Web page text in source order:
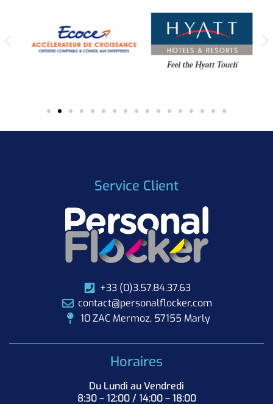
Service Client
+33 (0)3.57.84.37.63
contact@personalflocker.com
10 ZAC Mermoz, 57155 Marly
Horaires
Du Lundi au Vendredi
8:30 – 12:00 / 14:00 – 18:00